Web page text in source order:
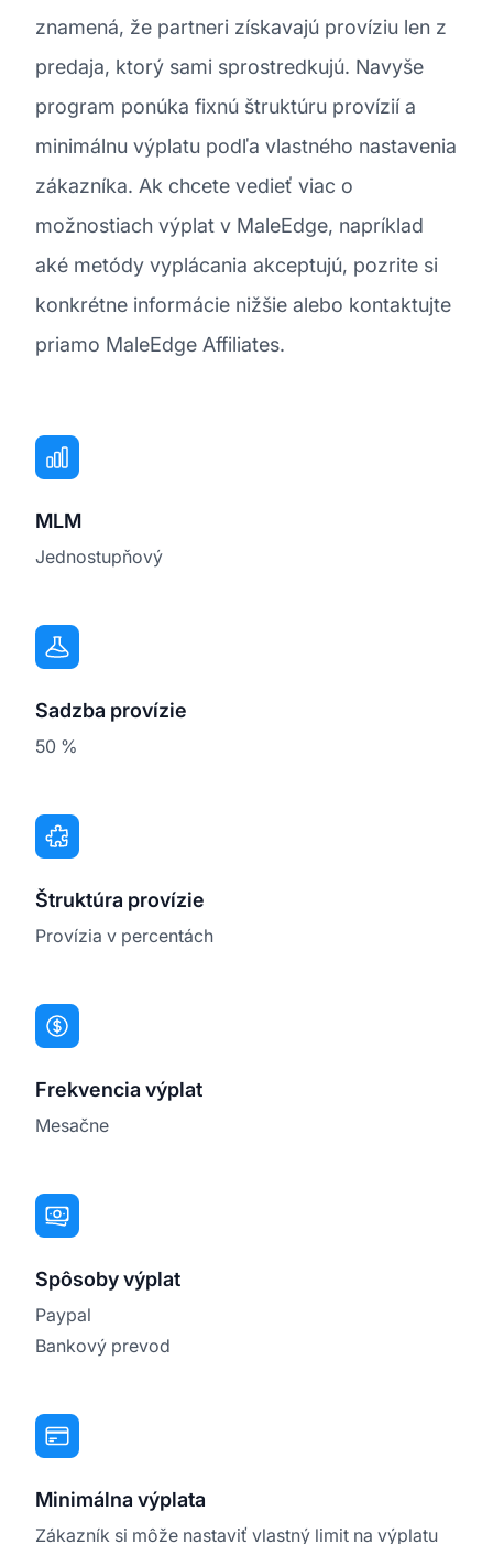
znamená, že partneri získavajú províziu len z
predaja, ktorý sami sprostredkujú. Navyše
program ponúka fixnú štruktúru provízií a
minimálnu výplatu podľa vlastného nastavenia
zákazníka. Ak chcete vedieť viac o
možnostiach výplat v MaleEdge, napríklad
aké metódy vyplácania akceptujú, pozrite si
konkrétne informácie nižšie alebo kontaktujte
priamo MaleEdge Affiliates.
MLM
Jednostupňový
Sadzba provízie
50 %
Štruktúra provízie
Provízia v percentách
Frekvencia výplat
Mesačne
Spôsoby výplat
Paypal
Bankový prevod
Minimálna výplata
Zákazník si môže nastaviť vlastný limit na výplatu